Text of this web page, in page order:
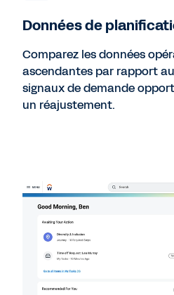
Données de
Comparez les données
ascendantes par rapport
signaux de demande
un réajustement.